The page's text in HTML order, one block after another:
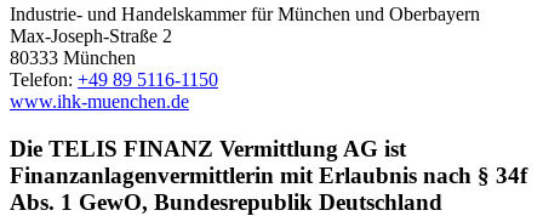
Industrie- und Handelskammer für München und Oberbayern
Max-Joseph-Straße 2
80333 München
Telefon: +49 89 5116-1150
www.ihk-muenchen.de
Die TELIS FINANZ Vermittlung AG ist
Finanzanlagenvermittlerin mit Erlaubnis nach § 34f
Abs. 1 GewO, Bundesrepublik Deutschland